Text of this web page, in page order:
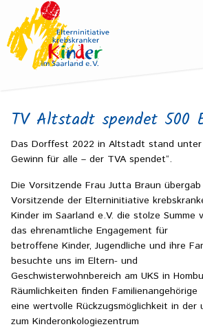
TV Altstadt spendet 500
Das Dorffest 2022 in Altstadt stand unter
Gewinn für alle – der TVA spendet“.
Die Vorsitzende Frau Jutta Braun
Vorsitzende der Elterninitiative
Kinder im Saarland e.V. die stolze Summe
das ehrenamtliche Engagement für
betroffene Kinder, Jugendliche und ihre
besuchte uns im Eltern- und
Geschwisterwohnbereich am UKS in
Räumlichkeiten finden Familienangehörige
eine wertvolle Rückzugsmöglichkeit in der
zum Kinderonkologiezentrum